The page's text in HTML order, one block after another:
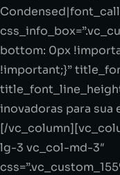
bottom: 0px
!important;}”
inovadoras para
[/
lg-3 vc_col-md-3″